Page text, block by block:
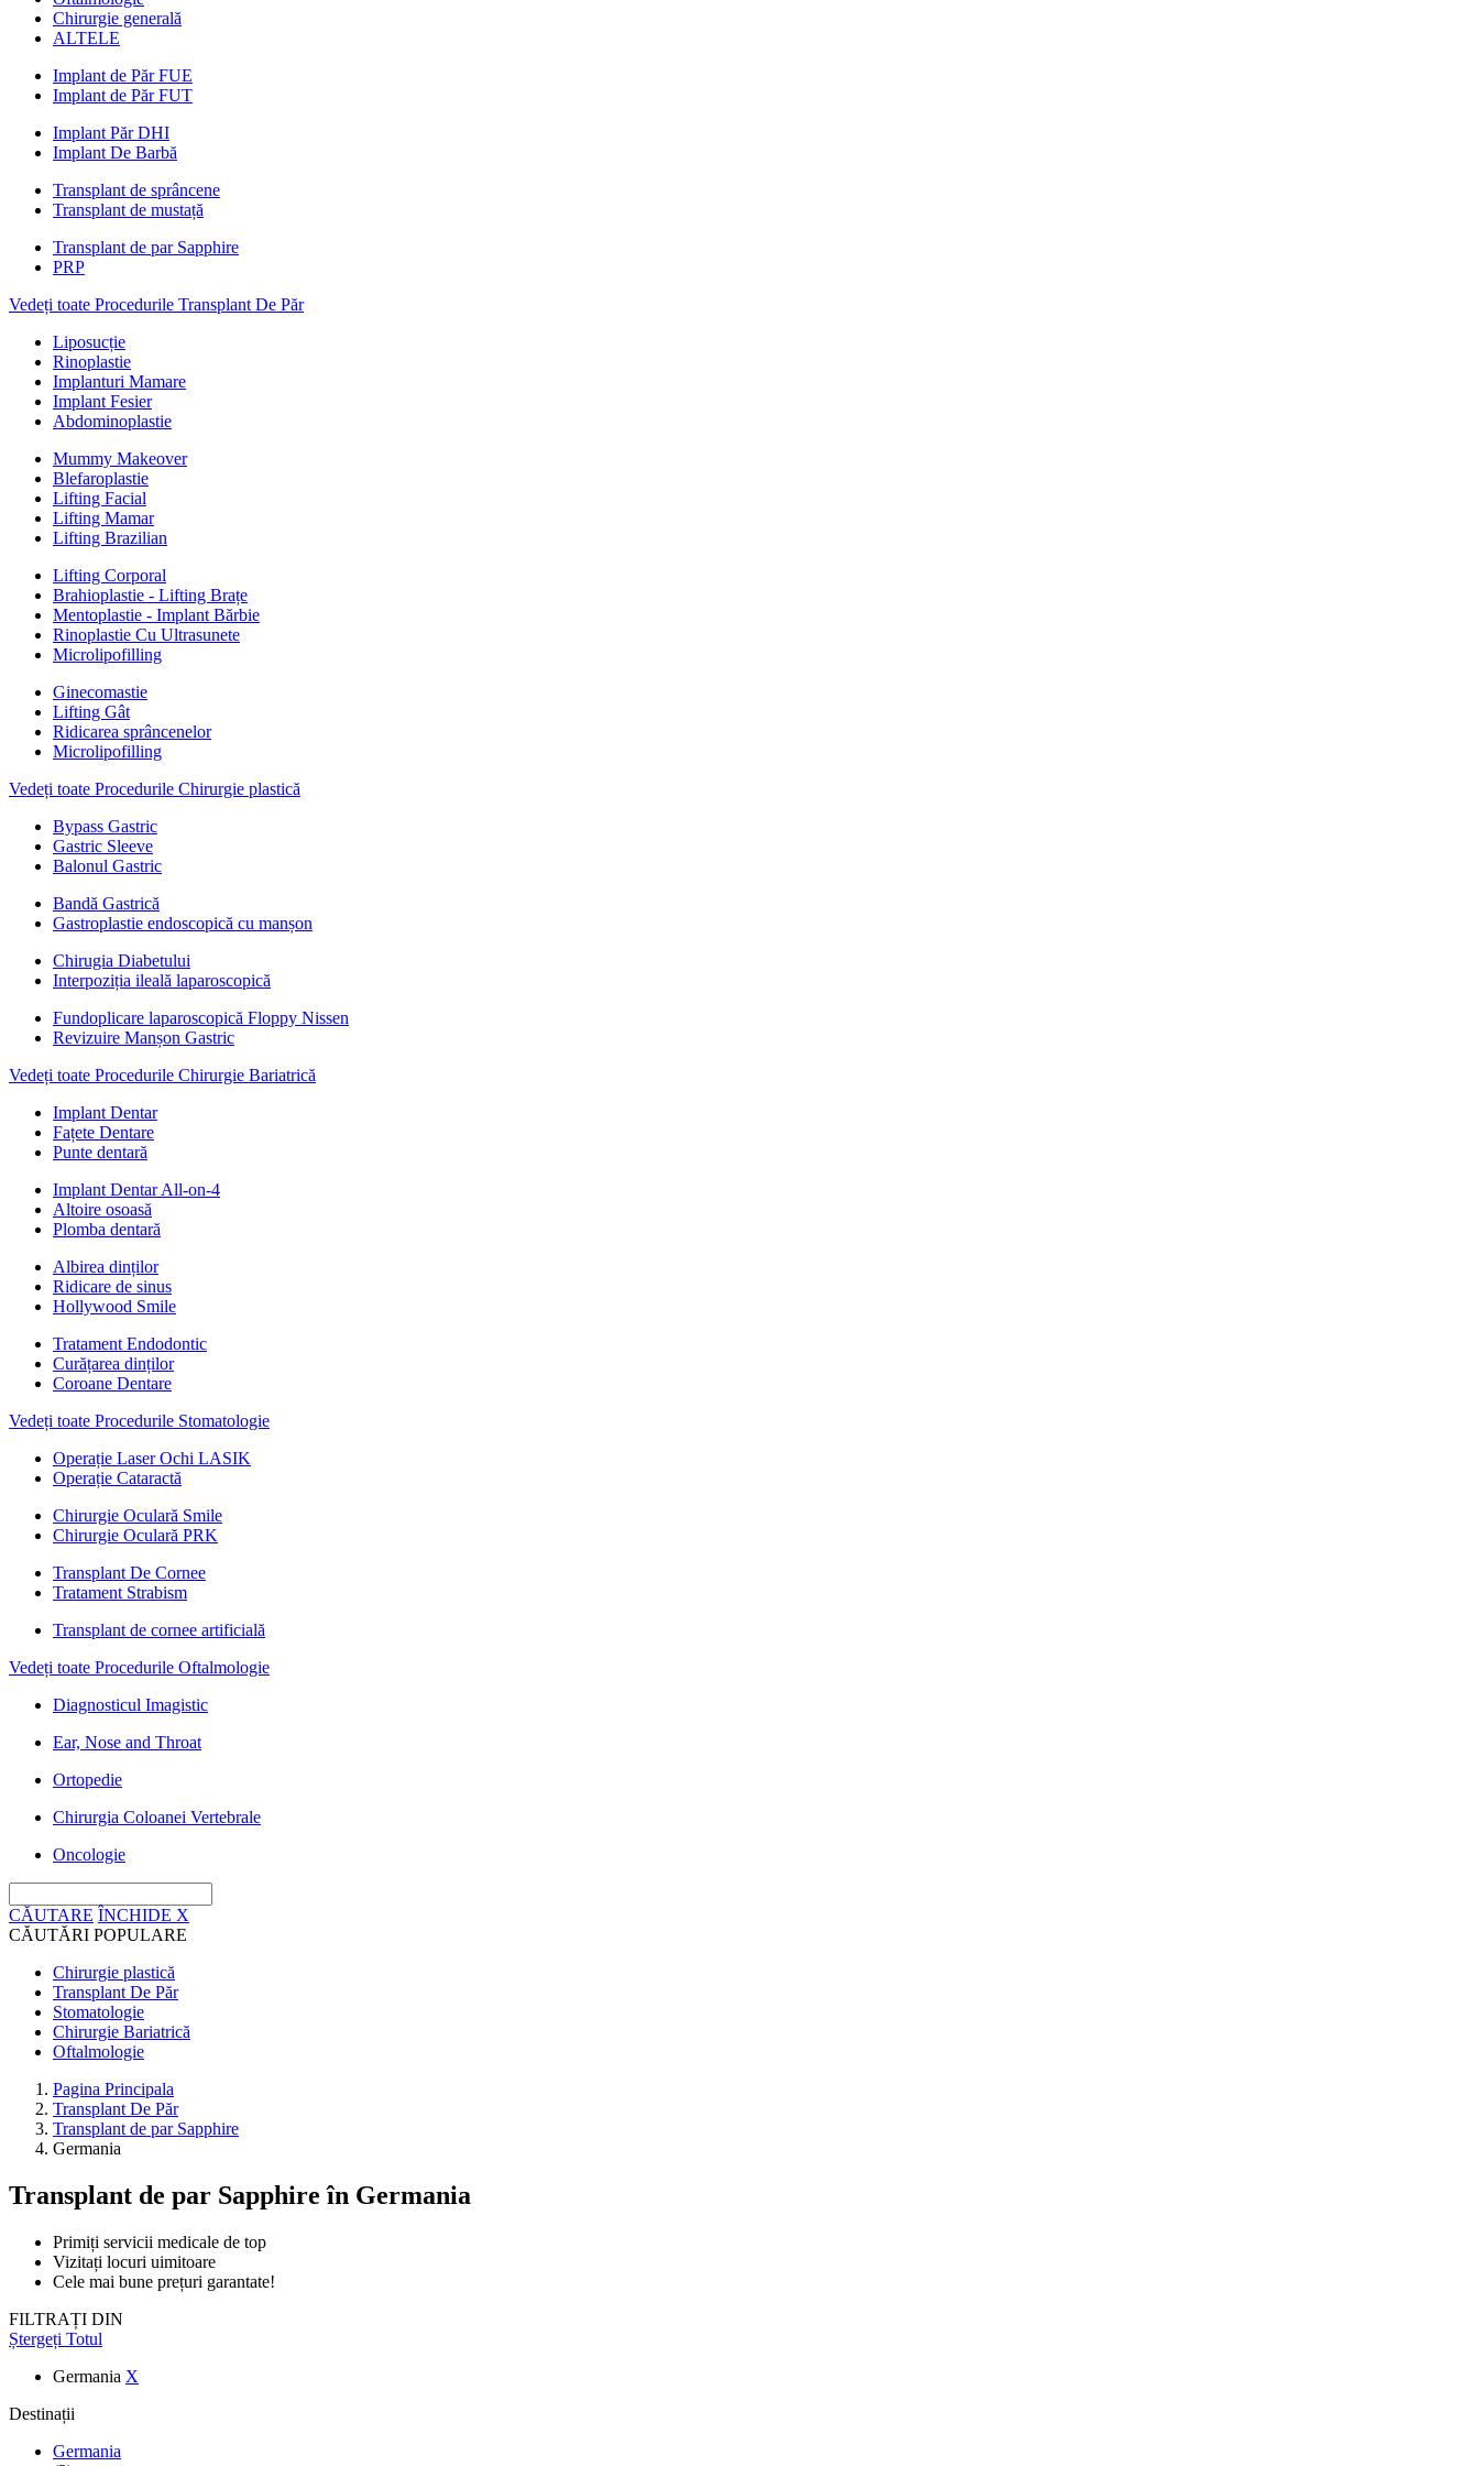
Chirurgie generală
ALTELE
Implant de Păr FUE
Implant de Păr FUT
Implant Păr DHI
Implant De Barbă
Transplant de sprâncene
Transplant de mustață
Transplant de par Sapphire
PRP
Vedeți toate Procedurile Transplant De Păr
Liposucție
Rinoplastie
Implanturi Mamare
Implant Fesier
Abdominoplastie
Mummy Makeover
Blefaroplastie
Lifting Facial
Lifting Mamar
Lifting Brazilian
Lifting Corporal
Brahioplastie - Lifting Brațe
Mentoplastie - Implant Bărbie
Rinoplastie Cu Ultrasunete
Microlipofilling
Ginecomastie
Lifting Gât
Ridicarea sprâncenelor
Microlipofilling
Vedeți toate Procedurile Chirurgie plastică
Bypass Gastric
Gastric Sleeve
Balonul Gastric
Bandă Gastrică
Gastroplastie endoscopică cu manșon
Chirugia Diabetului
Interpoziția ileală laparoscopică
Fundoplicare laparoscopică Floppy Nissen
Revizuire Manșon Gastric
Vedeți toate Procedurile Chirurgie Bariatrică
Implant Dentar
Fațete Dentare
Punte dentară
Implant Dentar All-on-4
Altoire osoasă
Plomba dentară
Albirea dinților
Ridicare de sinus
Hollywood Smile
Tratament Endodontic
Curățarea dinților
Coroane Dentare
Vedeți toate Procedurile Stomatologie
Operație Laser Ochi LASIK
Operație Cataractă
Chirurgie Oculară Smile
Chirurgie Oculară PRK
Transplant De Cornee
Tratament Strabism
Transplant de cornee artificială
Vedeți toate Procedurile Oftalmologie
Diagnosticul Imagistic
Ear, Nose and Throat
Ortopedie
Chirurgia Coloanei Vertebrale
Oncologie
CĂUTARE ÎNCHIDE X
CĂUTĂRI POPULARE
Chirurgie plastică
Transplant De Păr
Stomatologie
Chirurgie Bariatrică
Oftalmologie
Pagina Principala
Transplant De Păr
Transplant de par Sapphire
Germania
Transplant de par Sapphireîn Germania
Primiți servicii medicale de top
Vizitați locuri uimitoare
Cele mai bune prețuri garantate!
FILTRAȚI DIN
Ștergeți Totul
Germania X
Destinații
Germania